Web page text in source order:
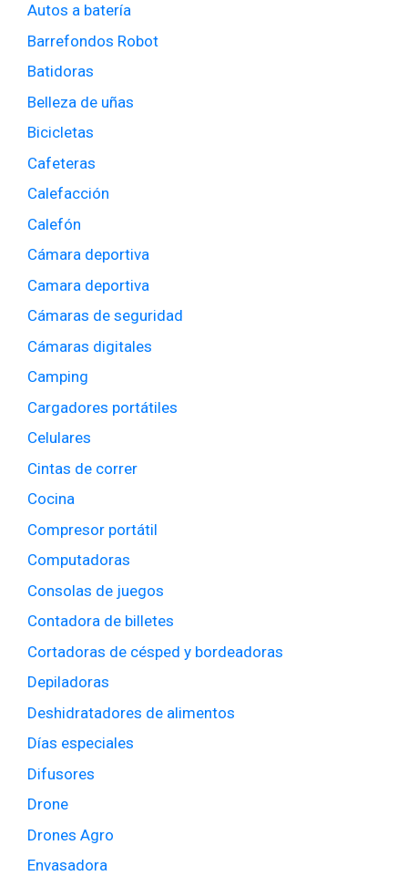
Autos a batería
Barrefondos Robot
Batidoras
Belleza de uñas
Bicicletas
Cafeteras
Calefacción
Calefón
Cámara deportiva
Camara deportiva
Cámaras de seguridad
Cámaras digitales
Camping
Cargadores portátiles
Celulares
Cintas de correr
Cocina
Compresor portátil
Computadoras
Consolas de juegos
Contadora de billetes
Cortadoras de césped y bordeadoras
Depiladoras
Deshidratadores de alimentos
Días especiales
Difusores
Drone
Drones Agro
Envasadora